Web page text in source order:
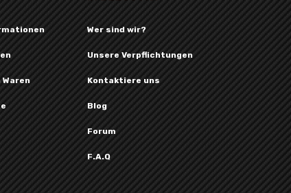
Wer sind wir?
Unsere Verpflichtungen
Kontaktiere uns
Blog
Forum
F.A.Q